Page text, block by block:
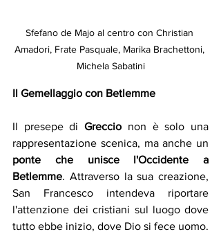
Sfefano de Majo al centro con Christian
Amadori, Frate Pasquale, Marika Brachettoni,
Michela Sabatini
Il Gemellaggio con Betlemme
Il presepe di Greccio non è solo una
ponte che unisce l'Occidente a
Betlemme. Attraverso la sua creazione,
San Francesco intendeva riportare
l'attenzione dei cristiani sul luogo dove